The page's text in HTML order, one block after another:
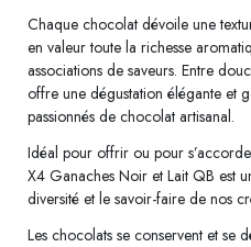
Chaque chocolat dévoile une
en valeur toute la richesse
associations de saveurs. Entre
offre une dégustation élégante et
passionnés de chocolat artisanal.
Idéal pour offrir ou pour
X4 Ganaches Noir et Lait QB est
diversité et le savoir-faire de nos
Les chocolats se conservent et se